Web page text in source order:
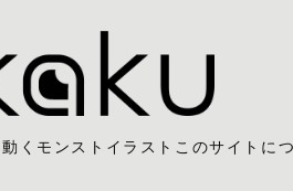
動くモンストイラスト このサイトに